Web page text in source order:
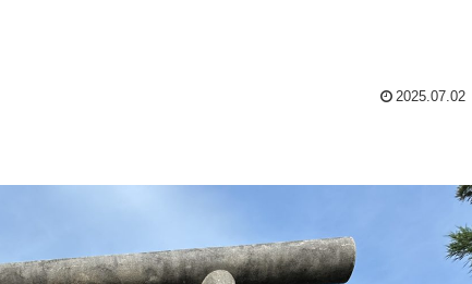
2025.07.02